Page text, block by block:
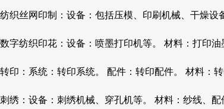
纺织丝网印制：设备：包括压模、印刷机械、干燥设
数字纺织印花：设备：喷墨打印机等。 材料：打印油
转印：系统：转印系统。 配件：转印配件。 材料：转
刺绣：设备：刺绣机械、穿孔机等。 材料：纱线、配